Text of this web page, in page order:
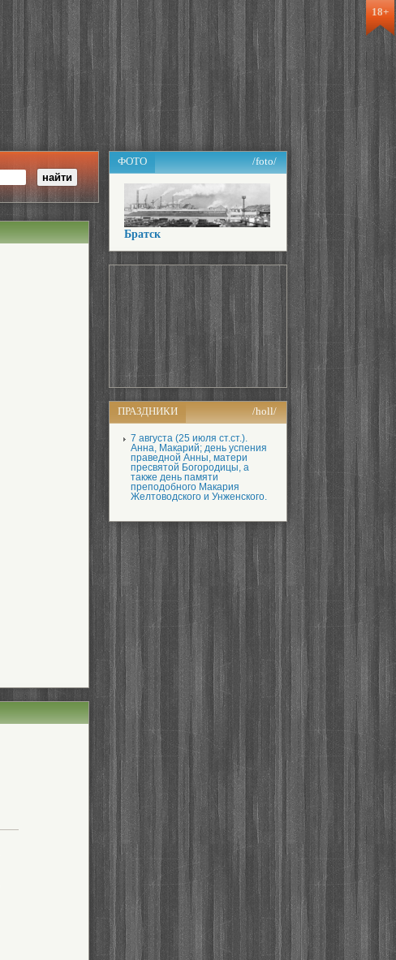
18+
ФОТО /foto/
Братск
ПРАЗДНИКИ /holl/
7 августа (25 июля ст.ст.).
Анна, Макарий; день успения
праведной Анны, матери
пресвятой Богородицы, а
также день памяти
преподобного Макария
Желтоводского и Унженского.